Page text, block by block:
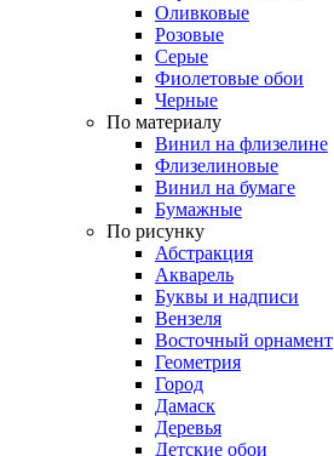
Оливковые
Розовые
Серые
Фиолетовые обои
Черные
По материалу
Винил на флизелине
Флизелиновые
Винил на бумаге
Бумажные
По рисунку
Абстракция
Акварель
Буквы и надписи
Вензеля
Восточный орнамент
Геометрия
Город
Дамаск
Деревья
Детские обои